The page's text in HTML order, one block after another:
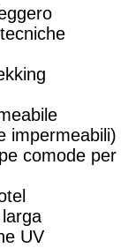
impermeabili)
comode per
UV